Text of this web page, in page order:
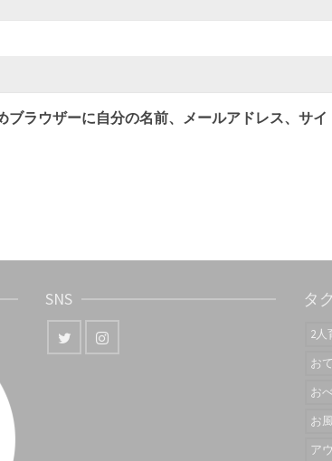
ラウザーに自分の名前、メールアドレス、サイ
SNS タ
2人
お
お
お
ア